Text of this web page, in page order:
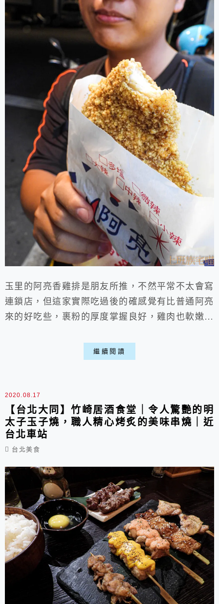
玉里的阿亮香雞排是朋友所推，不然平常不太會寫
連鎖店，但這家實際吃過後的確感覺有比普通阿亮
來的好吃些，裹粉的厚度掌握良好，雞肉也軟嫩不
小小吃點東西裹腹喵。 一、店家環境: ▶外部:
距離玉里火車站大概走路10分鍾，附近路邊就能
本上該有的都會有。 二、MENU: ▽基本上雞排
店品項跟價格都大同...
繼續閱讀
2020.08.17
【台北大同】竹崎居酒食堂｜令人驚艷的明
太子玉子燒，職人精心烤炙的美味串燒｜近
台北車站
台北美食